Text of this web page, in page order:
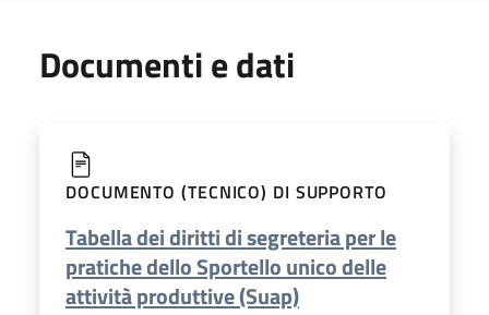
Documenti e dati
DOCUMENTO (TECNICO) DI SUPPORTO
Tabella dei diritti di segreteria per le
pratiche dello Sportello unico delle
attività produttive (Suap)